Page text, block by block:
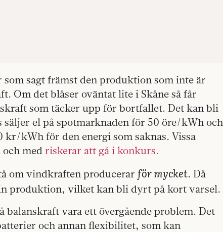
sagt främst den produktion som inte är
Om det blåser oväntat lite i Skåne så får
som täcker upp för bortfallet. Det kan bli
el på spotmarknaden för 50 öre/kWh och
kr/kWh för den energi som saknas. Vissa
med riskerar att gå i konkurs.
om vindkraften producerar för mycket. Då
produktion, vilket kan bli dyrt på kort varsel.
vara ett övergående problem. Det
och annan flexibilitet, som kan